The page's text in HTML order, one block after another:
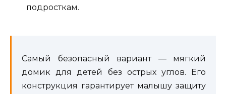
подросткам.
Самый безопасный вариант — мягкий
домик для детей без острых углов. Его
конструкция гарантирует малышу защиту